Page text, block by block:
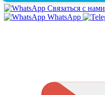
Связаться с нами
WhatsApp